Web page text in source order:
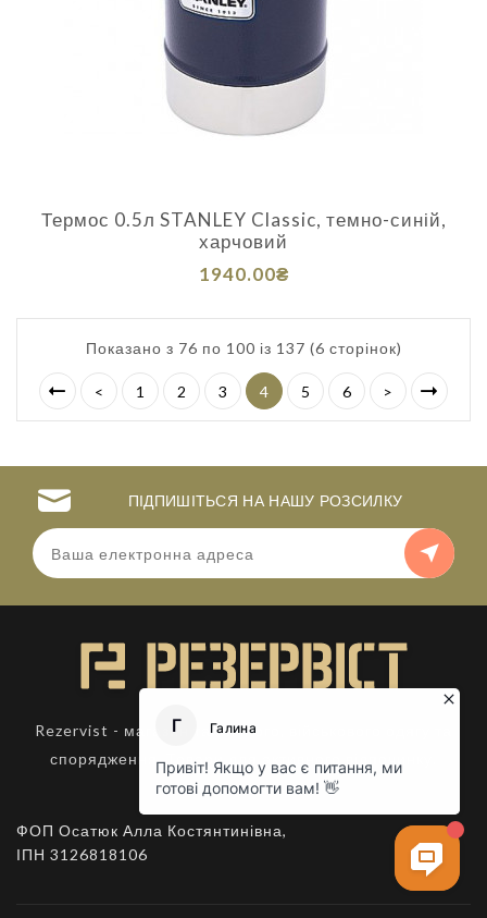
Термос 0.5л STANLEY Classic, темно-синій,
харчовий
1940.00₴
Показано з 76 по 100 із 137 (6 сторінок)
< 1 2 3 4 5 6 >
ПІДПИШІТЬСЯ НА НАШУ РОЗСИЛКУ
Rezervist - магазин тактичного, військового одягу та
спорядження. Товари для активного відпочинку.
ФОП Осатюк Алла Костянтинівна,
ІПН 3126818106